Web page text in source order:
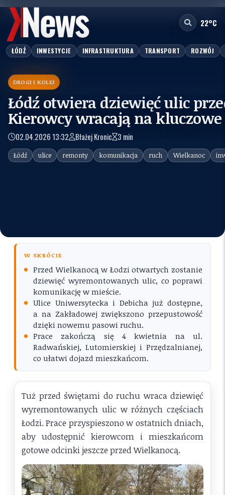
22°C
ŁÓDŹ INWESTYCJE INFRASTRUKTURA TRANSPORT ROZWÓJ
Urząd Miasta Łodzi
DROGI I KOLEJ
Łódź otwiera dziewięć ulic
Kierowcy wracają na
02.04.2026 13:32 Błażej Kronic 3 min
Łódź ulice remonty komunikacja ruch Wielkanoc
W SKRÓCIE
Przed Wielkanocą w Łodzi otwartych zostanie
dziewięć wyremontowanych ulic, co poprawi
komunikację w mieście.
Ulice Uniwersytecka i Debicha już dostępne,
a na Zakładowej zwiększono przepustowość
dzięki nowemu pasowi ruchu.
Prace zakończą się 4 kwietnia na ul.
Radwańskiej, Lutomierskiej i Przędzalnianej,
co ułatwi dojazd mieszkańcom.
Tuż przed świętami do ruchu wraca dziewięć
wyremontowanych ulic w różnych częściach
Łodzi. Prace przyspieszono w ostatnich dniach,
aby udostępnić kierowcom i mieszkańcom
gotowe odcinki jeszcze przed Wielkanocą.